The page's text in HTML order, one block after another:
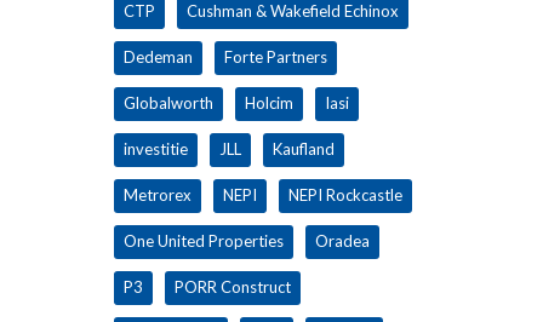
CTP Cushman & Wakefield Echinox
Dedeman Forte Partners
Globalworth Holcim Iasi
investitie JLL Kaufland
Metrorex NEPI NEPI Rockcastle
One United Properties Oradea
P3 PORR Construct